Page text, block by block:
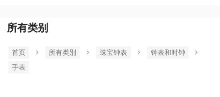
所有类别
首页 所有类別 珠宝钟表
钟表和时钟
手表